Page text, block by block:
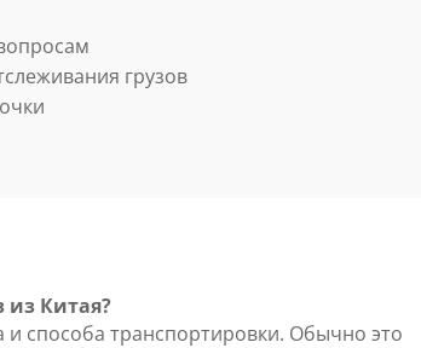
грузов
из Китая?
способа транспортировки. Обычно это